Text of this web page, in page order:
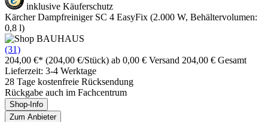
inklusive Käuferschutz
Kärcher Dampfreiniger SC 4 EasyFix (2.000 W, Behältervolumen:
0,8 l)
(31)
204,00 €* (204,00 €/Stück) ab 0,00 € Versand 204,00 € Gesamt
Lieferzeit: 3-4 Werktage
28 Tage kostenfreie Rücksendung
Rückgabe auch im Fachcentrum
Shop-Info
Zum Anbieter